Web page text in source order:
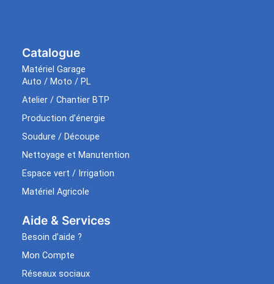
Catalogue
Matériel Garage
Auto / Moto / PL
Atelier / Chantier BTP
Production d’énergie
Soudure / Découpe
Nettoyage et Manutention
Espace vert / Irrigation
Matériel Agricole
Aide & Services​
Besoin d’aide ?
Mon Compte
Réseaux sociaux